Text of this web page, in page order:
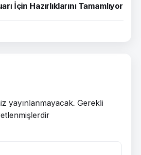
İçin Hazırlıklarını Tamamlıyor
yayınlanmayacak. Gerekli